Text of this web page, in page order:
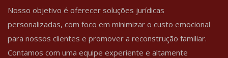
Nosso objetivo é oferecer soluções jurídicas
personalizadas, com foco em minimizar o custo emocional
para nossos clientes e promover a reconstrução familiar.
Contamos com uma equipe experiente e altamente